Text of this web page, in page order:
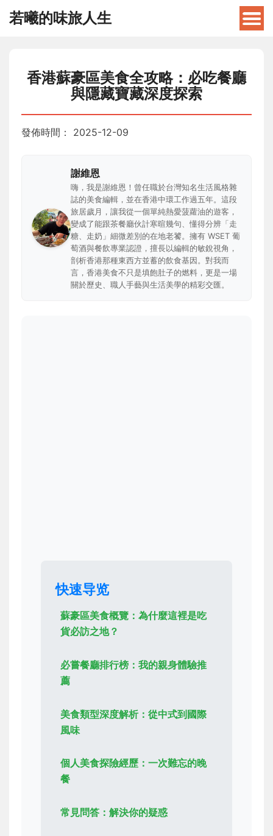
若曦的味旅人生
香港蘇豪區美食全攻略：必吃餐廳
與隱藏寶藏深度探索
發佈時間： 2025-12-09
謝維恩
嗨，我是謝維恩！曾任職於台灣知名生活風格雜
誌的美食編輯，並在香港中環工作過五年。這段
旅居歲月，讓我從一個單純熱愛菠蘿油的遊客，
變成了能跟茶餐廳伙計寒暄幾句、懂得分辨「走
糖、走奶」細微差別的在地老饕。擁有 WSET 葡
萄酒與餐飲專業認證，擅長以編輯的敏銳視角，
剖析香港那種東西方並蓄的飲食基因。對我而
言，香港美食不只是填飽肚子的燃料，更是一場
關於歷史、職人手藝與生活美學的精彩交匯。
快速导览
蘇豪區美食概覽：為什麼這裡是吃
貨必訪之地？
必嘗餐廳排行榜：我的親身體驗推
薦
美食類型深度解析：從中式到國際
風味
個人美食探險經歷：一次難忘的晚
餐
常見問答：解決你的疑惑